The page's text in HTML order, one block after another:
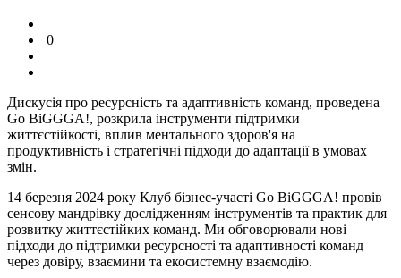
0
Дискусія про ресурсність та адаптивність команд, проведена
Go BiGGGA!, розкрила інструменти підтримки
життєстійкості, вплив ментального здоров'я на
продуктивність і стратегічні підходи до адаптації в умовах
змін.
14 березня 2024 року Клуб бізнес-участі Go BiGGGA! провів
сенсову мандрівку дослідженням інструментів та практик для
розвитку життєстійких команд. Ми обговорювали нові
підходи до підтримки ресурсності та адаптивності команд
через довіру, взаємини та екосистемну взаємодію.